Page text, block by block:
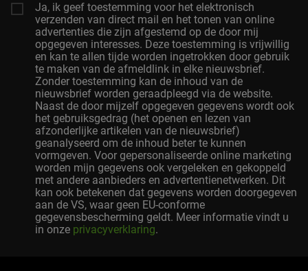
Ja, ik geef toestemming voor het elektronisch
verzenden van direct mail en het tonen van online
advertenties die zijn afgestemd op de door mij
opgegeven interesses. Deze toestemming is vrijwillig
en kan te allen tijde worden ingetrokken door gebruik
te maken van de afmeldlink in elke nieuwsbrief.
Zonder toestemming kan de inhoud van de
nieuwsbrief worden geraadpleegd via de website.
Naast de door mijzelf opgegeven gegevens wordt ook
het gebruiksgedrag (het openen en lezen van
afzonderlijke artikelen van de nieuwsbrief)
geanalyseerd om de inhoud beter te kunnen
vormgeven. Voor gepersonaliseerde online marketing
worden mijn gegevens ook vergeleken en gekoppeld
met andere aanbieders en advertentienetwerken. Dit
kan ook betekenen dat gegevens worden doorgegeven
aan de VS, waar geen EU-conforme
gegevensbescherming geldt. Meer informatie vindt u
in onze privacyverklaring.